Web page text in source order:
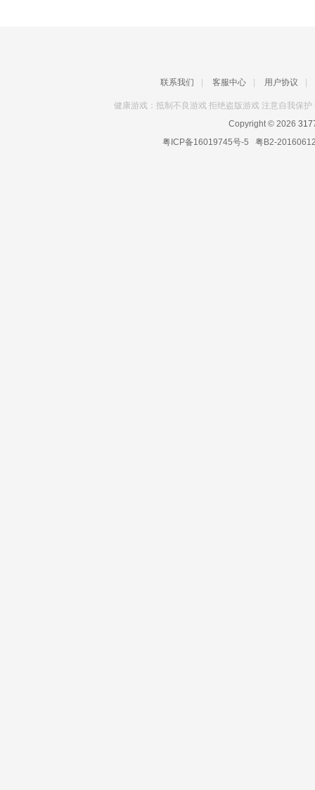
联系我们 客服中心 用户协议
健康游戏：抵制不良游戏 拒绝盗版游戏 注意自我保
Copyright © 2026
粤ICP备16019745号-5 粤B2-